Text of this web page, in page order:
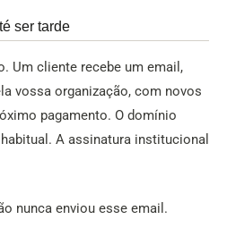
ser tarde
Um cliente recebe um email,
vossa organização, com novos
pagamento. O domínio
A assinatura institucional
nunca enviou esse email.